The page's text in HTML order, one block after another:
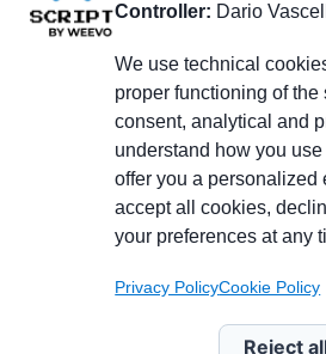
Partecipa alla
Pagina Linkedin
Newsletter Linkedin
Controller: Dario
We use technical
proper functioning of
consent, analytical and
understand how you
offer you a personalized
accept all cookies,
your preferences at any
Privacy PolicyCookie Policy
Reject